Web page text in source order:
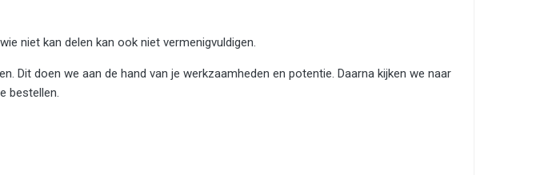
niet kan delen kan ook niet vermenigvuldigen.
Dit doen we aan de hand van je werkzaamheden en potentie. Daarna kijken we naar
bestellen.